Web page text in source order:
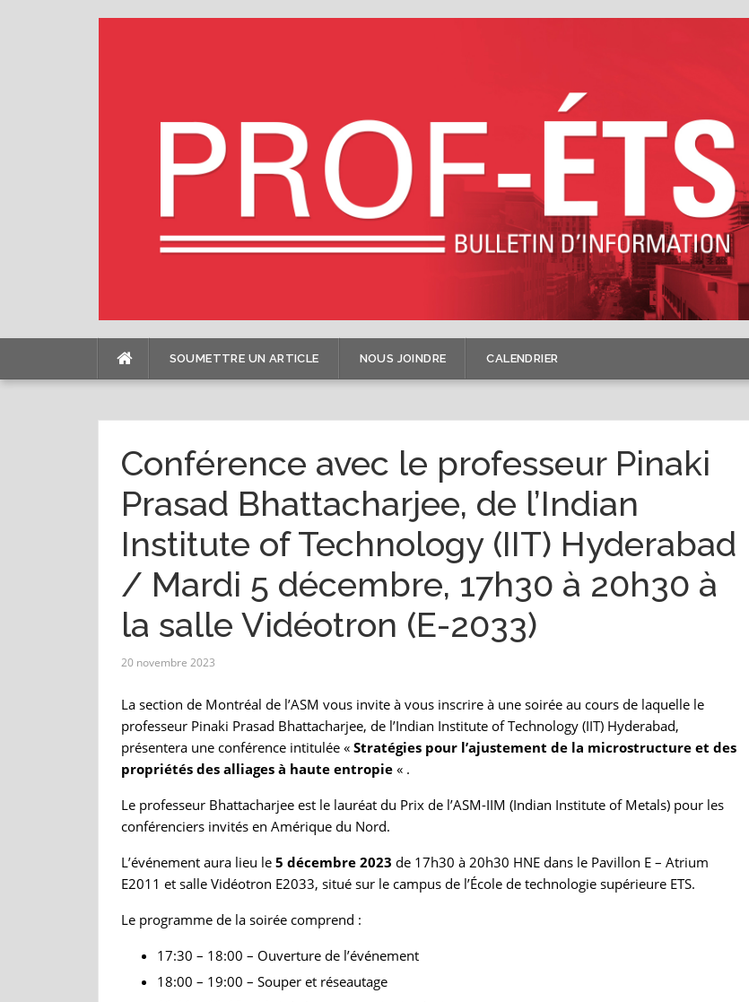
SOUMETTRE UN ARTICLE NOUS JOINDRE CALENDRIER
Conférence avec le professeur Pinaki
Prasad Bhattacharjee, de l’Indian
Institute of Technology (IIT) Hyderabad
/ Mardi 5 décembre, 17h30 à 20h30 à
la salle Vidéotron (E-2033)
20 novembre 2023
La section de Montréal de l’ASM vous invite à vous inscrire à une soirée au cours de laquelle le
professeur Pinaki Prasad Bhattacharjee, de l’Indian Institute of Technology (IIT) Hyderabad,
présentera une conférence intitulée « Stratégies pour l’ajustement de la microstructure et des
propriétés des alliages à haute entropie« .
Le professeur Bhattacharjee est le lauréat du Prix de l’ASM-IIM (Indian Institute of Metals) pour les
conférenciers invités en Amérique du Nord.
L’événement aura lieu le 5 décembre 2023 de 17h30 à 20h30 HNE dans le Pavillon E – Atrium
E2011 et salle Vidéotron E2033, situé sur le campus de l’École de technologie supérieure ETS.
Le programme de la soirée comprend :
17:30 – 18:00 – Ouverture de l’événement
18:00 – 19:00 – Souper et réseautage